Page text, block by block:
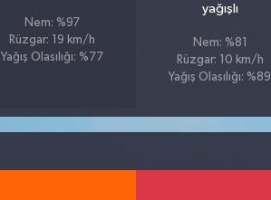
Nem: %97
Rüzgar: 19 km/h
Yağış Olasılığı: %77
yağışlı
Nem: %81
Rüzgar: 10 km/h
Yağış Olasılığı: %89